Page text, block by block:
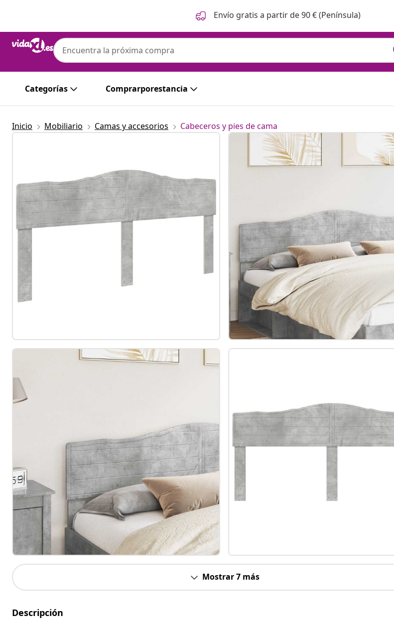
Envío gratis a partir de 90 € (Península)
Categorías Comprarporestancia
Inicio Mobiliario Camas y accesorios Cabeceros y pies de cama
Mostrar 7 más
Descripción